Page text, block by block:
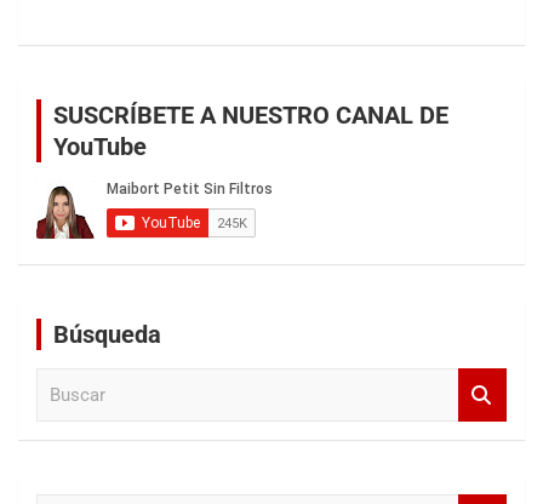
SUSCRÍBETE A NUESTRO CANAL DE
YouTube
Búsqueda